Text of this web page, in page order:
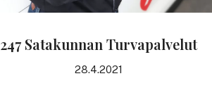
247 Satakunnan Turvapalvelut
28.4.2021